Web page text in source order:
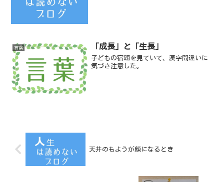
言葉 「成長」と「生長」
子どもの宿題を見ていて、漢字間違いに
気づき注意した。
天井のもようが顔になるとき